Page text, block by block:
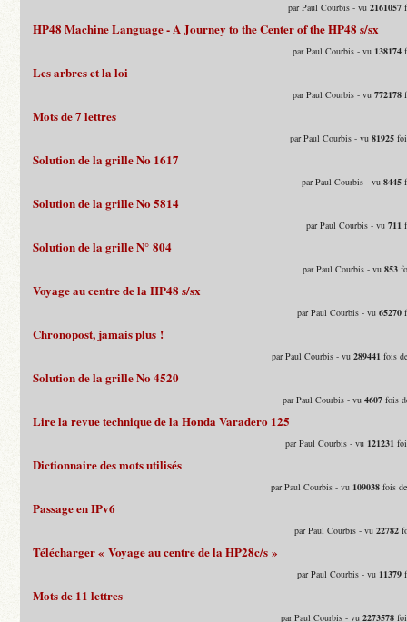
par Paul Courbis - vu2161057
HP48 Machine Language - A Journey to the Center of the HP48 s/sx
par Paul Courbis - vu 138174
Les arbres et la loi
par Paul Courbis - vu772178
Mots de 7 lettres
par Paul Courbis - vu81925
Solution de la grille No 1617
par Paul Courbis - vu8445
Solution de la grille No 5814
par Paul Courbis - vu711
Solution de la grille N° 804
par Paul Courbis - vu853
Voyage au centre de la HP48 s/sx
par Paul Courbis - vu65270
Chronopost, jamais plus !
par Paul Courbis - vu289441 fois
Solution de la grille No 4520
par Paul Courbis - vu4607 fois
Lire la revue technique de la Honda Varadero 125
par Paul Courbis - vu 121231
Dictionnaire des mots utilisés
par Paul Courbis - vu 109038 fois
Passage en IPv6
par Paul Courbis - vu22782
Télécharger « Voyage au centre de la HP28c/s »
par Paul Courbis - vu 11379
Mots de 11 lettres
par Paul Courbis - vu2273578